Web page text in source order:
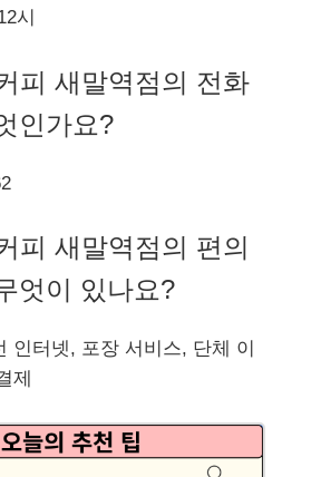
시
피 새말역점의 전화
인가요?
피 새말역점의 편의
엇이 있나요?
인터넷, 포장 서비스, 단체 이
제